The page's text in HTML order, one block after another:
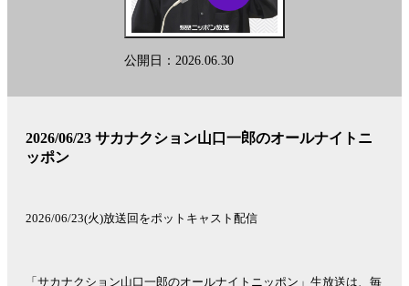
公開日：2026.06.30
2026/06/23 サカナクション山口一郎のオールナイトニ
ッポン
2026/06/23(火)放送回をポットキャスト配信
「サカナクション山口一郎のオールナイトニッポン」生放送は、毎